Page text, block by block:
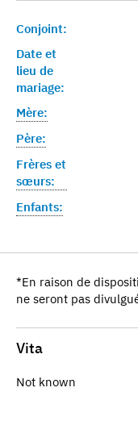
Conjoint:
Date et
lieu de
mariage:
Mère:
Père:
Frères et
sœurs:
Enfants:
*En raison de
ne seront pas
Vita
Not known